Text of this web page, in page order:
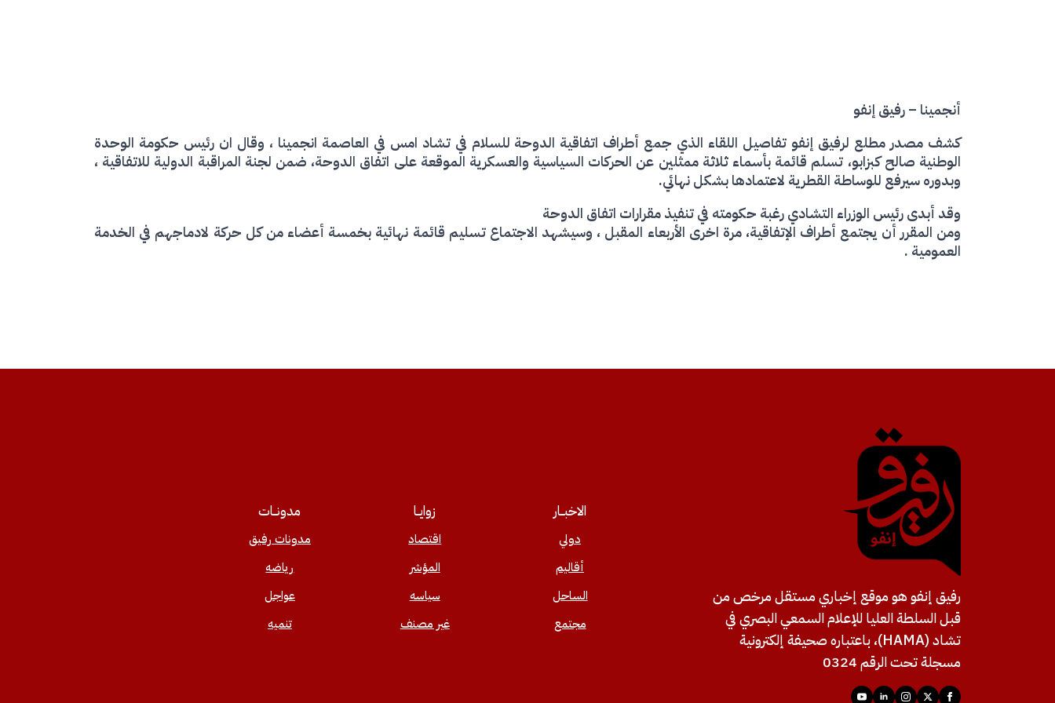
أنجمينا – رفيق إنفو
كشف مصدر مطلع لرفيق إنفو تفاصيل اللقاء الذي جمع أطراف اتفاقية الدوحة للسلام في تشاد امس في العاصمة انجمينا ، وقال ان رئيس حكومة الوحدة
الوطنية صالح كبزابو، تسلم قائمة بأسماء ثلاثة ممثلين عن الحركات السياسية والعسكرية الموقعة على اتفاق الدوحة، ضمن لجنة المراقبة الدولية للاتفاقية ،
وبدوره سيرفع للوساطة القطرية لاعتمادها بشكل نهائي.
وقد أبدى رئيس الوزراء التشادي رغبة حكومته في تنفيذ مقرارات اتفاق الدوحة
ومن المقرر أن يجتمع أطراف الإتفاقية، مرة اخرى الأربعاء المقبل ، وسيشهد الاجتماع تسليم قائمة نهائية بخمسة أعضاء من كل حركة لادماجهم في الخدمة
العمومية .
رفيق إنفو هو موقع إخباري مستقل مرخص من
قبل السلطة العليا للإعلام السمعي البصري في
تشاد (HAMA)، باعتباره صحيفة إلكترونية
مسجلة تحت الرقم 0324
الاخبــار
دولي
أقاليم
الساحل
مجتمع
زوايــا
اقتصاد
المؤشر
سياسه
غير مصنف
مدونــات
مدونات رفيق
رياضه
عواجل
تنميه